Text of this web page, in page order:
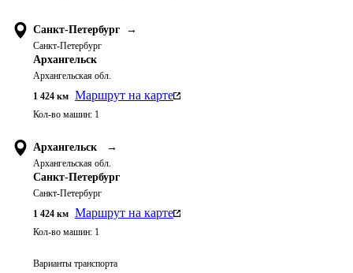
Санкт-Петербург →
Санкт-Петербург
Архангельск
Архангельская обл.
1 424 км Маршрут на карте
Кол-во машин: 1
Архангельск →
Архангельская обл.
Санкт-Петербург
Санкт-Петербург
1 424 км Маршрут на карте
Кол-во машин: 1
Варианты транспорта